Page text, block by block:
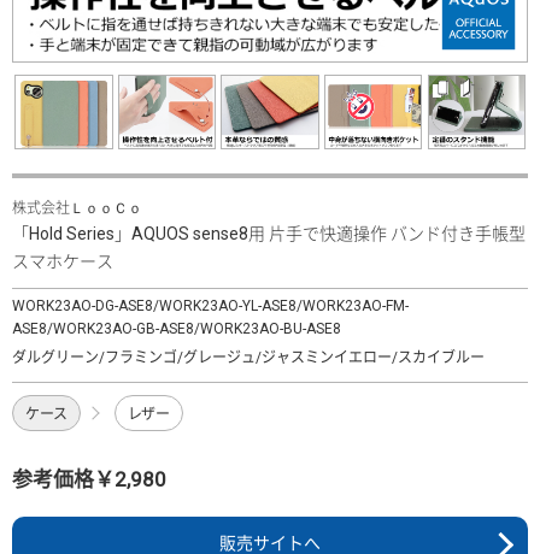
株式会社ＬｏｏＣｏ
「Hold Series」AQUOS sense8用 片手で快適操作 バンド付き手帳型
スマホケース
WORK23AO-DG-ASE8/WORK23AO-YL-ASE8/WORK23AO-FM-
ASE8/WORK23AO-GB-ASE8/WORK23AO-BU-ASE8
ダルグリーン/フラミンゴ/グレージュ/ジャスミンイエロー/スカイブルー
ケース レザー
参考価格￥2,980
販売サイトへ